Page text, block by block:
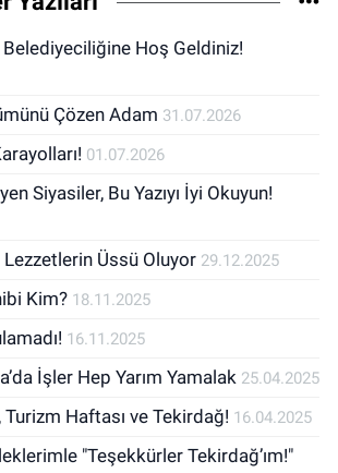
Hoş Geldiniz!
Çözen Adam 31.07.2026
01.07.2026
Siyasiler, Bu Yazıyı İyi Okuyun!
Üssü Oluyor 29.12.2025
Kim? 18.11.2025
16.11.2025
İşler Hep Yarım Yamalak 25.04.2025
Turizm Haftası ve Tekirdağ! 16.04.2025
"Teşekkürler Tekirdağ’ım!"